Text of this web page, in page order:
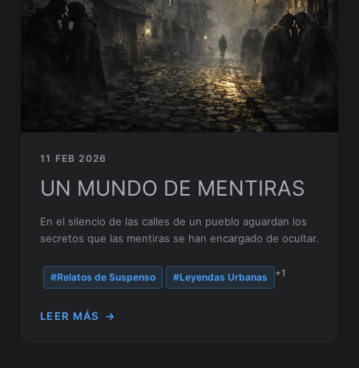
11 FEB 2026
UN MUNDO DE MENTIRAS
En el silencio de las calles de un pueblo aguardan los
secretos que las mentiras se han encargado de ocultar.
#Relatos de Suspenso #Leyendas Urbanas +1
LEER MÁS →